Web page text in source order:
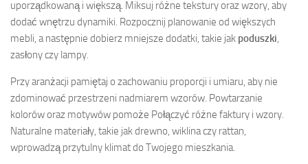
uporządkowaną i większą. Miksuj różne tekstury oraz wzory, aby
dodać wnętrzu dynamiki. Rozpocznij planowanie od większych
mebli, a następnie dobierz mniejsze dodatki, takie jak poduszki,
zasłony czy lampy.
Przy aranżacji pamiętaj o zachowaniu proporcji i umiaru, aby nie
zdominować przestrzeni nadmiarem wzorów. Powtarzanie
kolorów oraz motywów pomoże Połączyć różne faktury i wzory.
Naturalne materiały, takie jak drewno, wiklina czy rattan,
wprowadzą przytulny klimat do Twojego mieszkania.